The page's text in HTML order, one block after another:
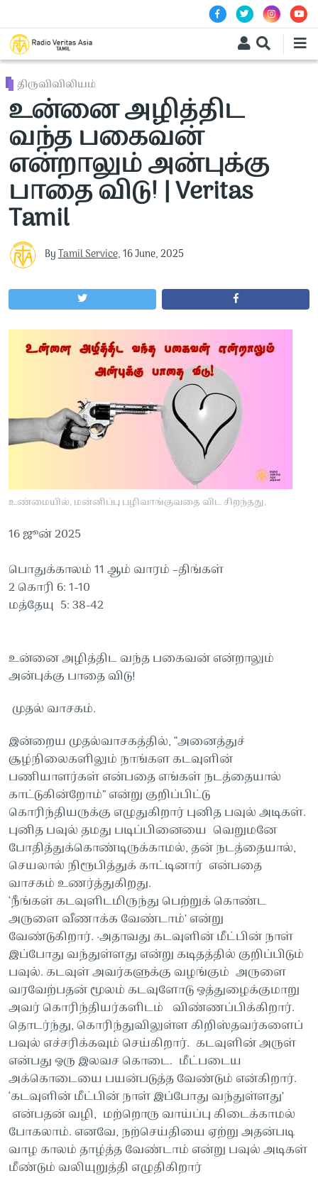
திருவிவிலியம்
உன்னை அழித்திட
வந்த பகைவன்
என்றாலும் அன்புக்கு
பாதை விடு! | Veritas
Tamil
ByTamil Service,16 June, 2025
உண்மையில், மன்னிப்பு பழிவாங்குவதை விட சிறந்தது,
16 ஜூன் 2025
பொதுக்காலம் 11 ஆம் வாரம் –திங்கள்
2 கொரி 6: 1-10
மத்தேயு 5: 38-42
உன்னை அழித்திட வந்த பகைவன் என்றாலும்
அன்புக்கு பாதை விடு!
முதல் வாசகம்.
இன்றைய முதல்வாசகத்தில், “அனைத்துச்
சூழ்நிலைகளிலும் நாங்கள கடவுளின்
பணியாளர்கள் என்பதை எங்கள் நடத்தையால்
காட்டுகின்றோம்” என்று குறிப்பிட்டு
கொரிந்தியருக்கு எழுதுகிறார் புனித பவுல் அடிகள்.
புனித பவுல் தமது படிப்பினையை வெறுமனே
போதித்துக்கொண்டிருக்காமல், தன் நடத்தையால்,
செயலால் நிரூபித்துக் காட்டினார் என்பதை
வாசகம் உணர்த்துகிறது.
‘நீங்கள் கடவுளிடமிருந்து பெற்றுக் கொண்ட
அருளை வீணாக்க வேண்டாம்’ என்று
வேண்டுகிறார். ·அதாவது கடவுளின் மீட்பின் நாள்
இப்போது வந்துள்ளது என்று கடிதத்தில் குறிப்பிடும்
பவுல். கடவுள் அவர்களுக்கு வழங்கும் அருளை
வரவேற்பதன் மூலம் கடவுளோடு ஒத்துழைக்குமாறு
அவர் கொரிந்தியர்களிடம் விண்ணப்பிக்கிறார்.
தொடர்ந்து, கொரிந்துவிலுள்ள கிறிஸ்தவர்களைப்
பவுல் எச்சரிக்கவும் செய்கிறார். கடவுளின் அருள்
என்பது ஒரு இலவச கொடை. மீட்படைய
அக்கொடையை பயன்படுத்த வேண்டும் என்கிறார்.
‘கடவுளின் மீட்பின் நாள் இப்போது வந்துள்ளது’
என்பதன் வழி, மற்றொரு வாய்ப்பு கிடைக்காமல்
போகலாம். எனவே, நற்செய்தியை ஏற்று அதன்படி
வாழ காலம் தாழ்த்த வேண்டாம் என்று பவுல் அடிகள்
மீண்டும் வலியுறுத்தி எழுதிகிறார்